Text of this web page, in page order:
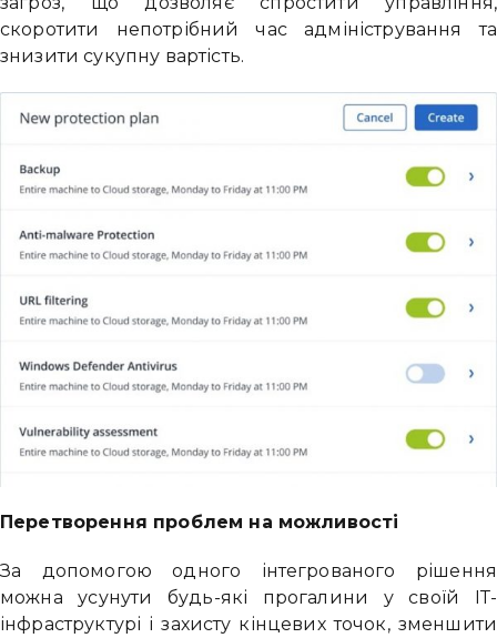
скоротити непотрібний час адміністрування та
знизити сукупну вартість.
Перетворення проблем на можливості
За допомогою одного інтегрованого рішення
можна усунути будь-які прогалини у своїй ІТ-
інфраструктурі і захисту кінцевих точок, зменшити